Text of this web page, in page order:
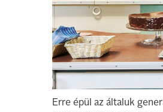
Erre épül az általuk